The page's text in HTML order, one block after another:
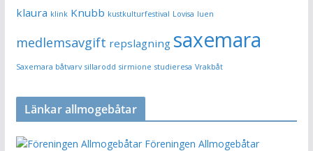
klaura klink Knubb kustkulturfestival Lovisa luen
medlemsavgift repslagning saxemara
Saxemara båtvarv sillarodd sirmione studieresa Vrakbåt
Länkar allmogebåtar
Föreningen Allmogebåtar